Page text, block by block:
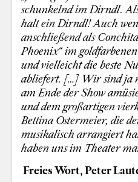
schunkelnd im Dirndl.
halt ein Dirndl! Auch
anschließend als
Phoenix“ im
und vielleicht die beste
abliefert. […] Wir sind ja
am Ende der Show
und dem großartigen
Bettina Ostermeier, die
musikalisch arrangiert
haben uns im Theater mal
Freies Wort, Peter